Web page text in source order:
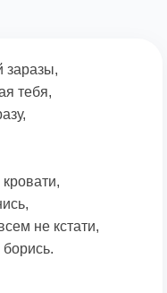
заразы,
тебя,
не кстати,